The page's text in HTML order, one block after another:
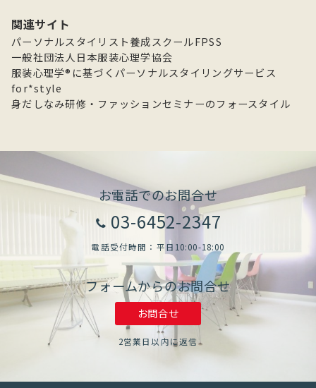
イ
ブ
関連サイト
パーソナルスタイリスト養成スクールFPSS
一般社団法人日本服装心理学協会
服装心理学®に基づくパーソナルスタイリングサービス
for*style
身だしなみ研修・ファッションセミナーのフォースタイル
お電話でのお問合せ
03-6452-2347
電話受付時間：平日10:00-18:00
フォームからのお問合せ
お問合せ
2営業日以内に返信